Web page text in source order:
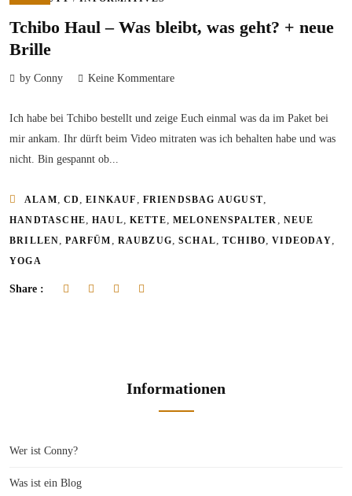
Tchibo Haul – Was bleibt, was geht? + neue
Brille
by Conny Keine Kommentare
Ich habe bei Tchibo bestellt und zeige Euch einmal was da im Paket bei
mir ankam. Ihr dürft beim Video mitraten was ich behalten habe und was
nicht. Bin gespannt ob...
ALAM CD ,EINKAUF FRIENDSBAG AUGUST
HANDTASCHE HAUL KETTE MELONENSPALTER
NEUE
BRILLEN
,PARFÜM RAUBZUG ,SCHAL ,TCHIBO ,VIDEODAY
YOGA
Share :
Informationen
Wer ist Conny?
Was ist ein Blog